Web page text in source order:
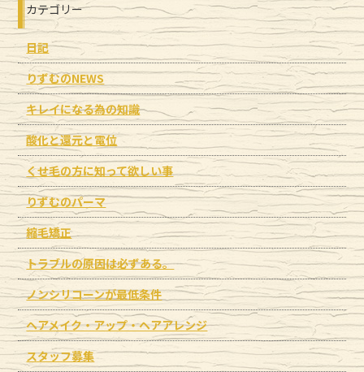
カテゴリー
日記
りずむのNEWS
キレイになる為の知識
酸化と還元と電位
くせ毛の方に知って欲しい事
りずむのパーマ
縮毛矯正
トラブルの原因は必ずある。
ノンシリコーンが最低条件
ヘアメイク・アップ・ヘアアレンジ
スタッフ募集